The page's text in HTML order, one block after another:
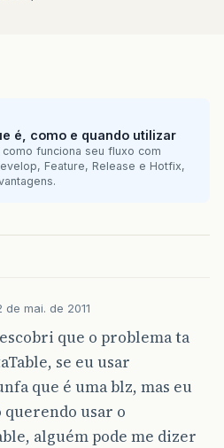
é, como e quando utilizar
funciona seu fluxo com
Feature, Release e Hotfix,
de mai. de 2011
que o problema ta
se eu usar
que é uma blz, mas eu
querendo usar o
alguém pode me dizer